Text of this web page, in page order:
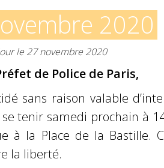
2020
le 27 novembre 2020
de Police de Paris,
sans raison valable
tenir samedi prochain à
à la Place de la Bastille.
la liberté.